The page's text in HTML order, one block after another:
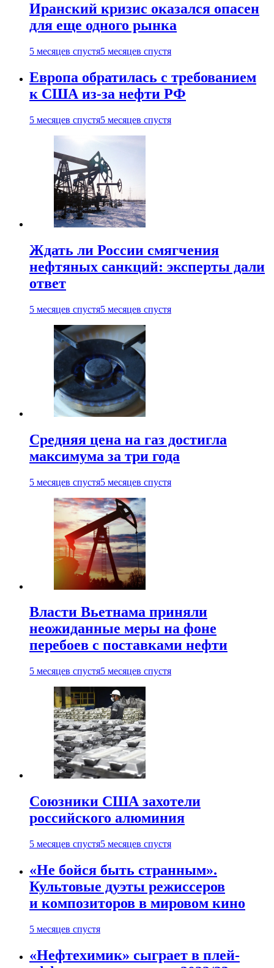
Иранский кризис оказался опасен
для еще одного рынка
5 месяцев спустя5 месяцев спустя
Европа обратилась с требованием
к США из-за нефти РФ
5 месяцев спустя5 месяцев спустя
Ждать ли России смягчения
нефтяных санкций: эксперты дали
ответ
5 месяцев спустя5 месяцев спустя
Средняя цена на газ достигла
максимума за три года
5 месяцев спустя5 месяцев спустя
Власти Вьетнама приняли
неожиданные меры на фоне
перебоев с поставками нефти
5 месяцев спустя5 месяцев спустя
Союзники США захотели
российского алюминия
5 месяцев спустя5 месяцев спустя
«Не бойся быть странным».
Культовые дуэты режиссеров
и композиторов в мировом кино
5 месяцев спустя
«Нефтехимик» сыграет в плей-